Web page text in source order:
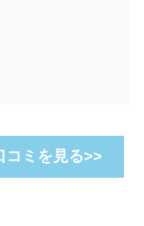
コミを見る>>